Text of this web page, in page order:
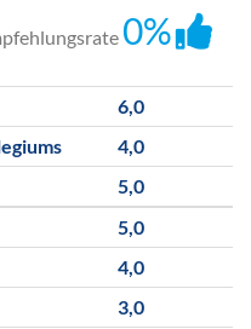
0%
6,0
4,0
5,0
5,0
4,0
3,0